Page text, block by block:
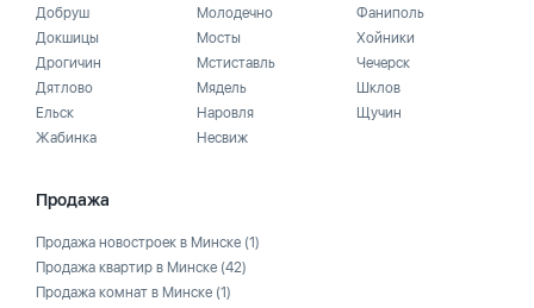
Добруш
Докшицы
Дрогичин
Дятлово
Ельск
Жабинка
Молодечно
Мосты
Мстиставль
Мядель
Наровля
Несвиж
Фаниполь
Хойники
Чечерск
Шклов
Щучин
Продажа
Продажа новостроек в Минске (1)
Продажа квартир в Минске (42)
Продажа комнат в Минске (1)